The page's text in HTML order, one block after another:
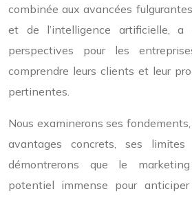
combinée aux avancées
et de l’intelligence artificielle, a
perspectives pour les
comprendre leurs clients et leur
pertinentes.
Nous examinerons ses
avantages concrets, ses
démontrerons que le
potentiel immense pour